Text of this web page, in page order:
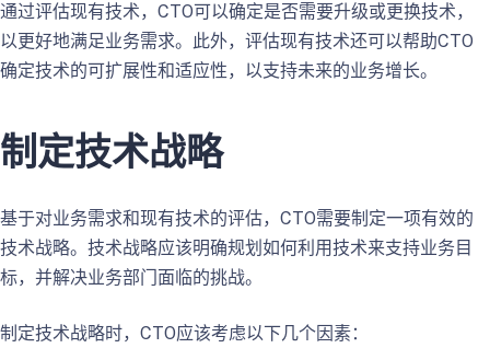
通过评估现有技术，CTO可以确定是否需要升级或更换技术，
以更好地满足业务需求。此外，评估现有技术还可以帮助CTO
确定技术的可扩展性和适应性，以支持未来的业务增长。
制定技术战略
基于对业务需求和现有技术的评估，CTO需要制定一项有效的
技术战略。技术战略应该明确规划如何利用技术来支持业务目
标，并解决业务部门面临的挑战。
制定技术战略时，CTO应该考虑以下几个因素：